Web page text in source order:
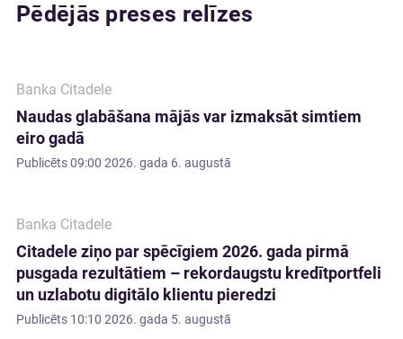
Pēdējās preses relīzes
Banka Citadele
Naudas glabāšana mājās var izmaksāt simtiem
eiro gadā
Publicēts09:00 2026. gada 6. augustā
Banka Citadele
Citadele ziņo par spēcīgiem 2026. gada pirmā
pusgada rezultātiem – rekordaugstu kredītportfeli
un uzlabotu digitālo klientu pieredzi
Publicēts 10:10 2026. gada 5. augustā